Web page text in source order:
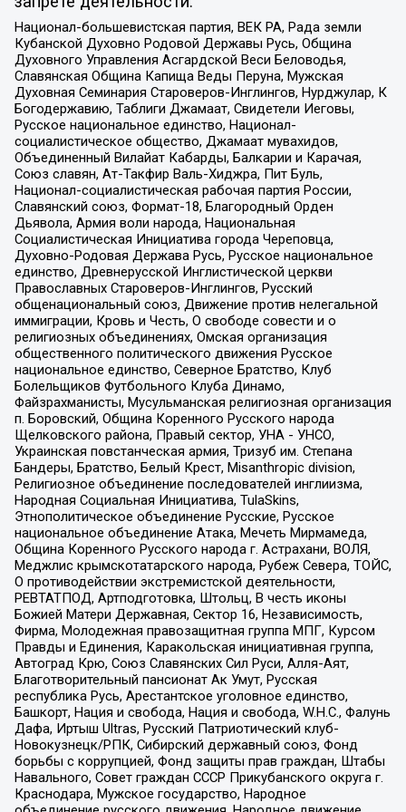
Национал-большевистская партия, ВЕК РА, Рада земли
Кубанской Духовно Родовой Державы Русь, Община
Духовного Управления Асгардской Веси Беловодья,
Славянская Община Капища Веды Перуна, Мужская
Духовная Семинария Староверов-Инглингов, Нурджулар, К
Богодержавию, Таблиги Джамаат, Свидетели Иеговы,
Русское национальное единство, Национал-
социалистическое общество, Джамаат мувахидов,
Объединенный Вилайат Кабарды, Балкарии и Карачая,
Союз славян, Ат-Такфир Валь-Хиджра, Пит Буль,
Национал-социалистическая рабочая партия России,
Славянский союз, Формат-18, Благородный Орден
Дьявола, Армия воли народа, Национальная
Социалистическая Инициатива города Череповца,
Духовно-Родовая Держава Русь, Русское национальное
единство, Древнерусской Инглистической церкви
Православных Староверов-Инглингов, Русский
общенациональный союз, Движение против нелегальной
иммиграции, Кровь и Честь, О свободе совести и о
религиозных объединениях, Омская организация
общественного политического движения Русское
национальное единство, Северное Братство, Клуб
Болельщиков Футбольного Клуба Динамо,
Файзрахманисты, Мусульманская религиозная организация
п. Боровский, Община Коренного Русского народа
Щелковского района, Правый сектор, УНА - УНСО,
Украинская повстанческая армия, Тризуб им. Степана
Бандеры, Братство, Белый Крест, Misanthropic division,
Религиозное объединение последователей инглиизма,
Народная Социальная Инициатива, TulaSkins,
Этнополитическое объединение Русские, Русское
национальное объединение Атака, Мечеть Мирмамеда,
Община Коренного Русского народа г. Астрахани, ВОЛЯ,
Меджлис крымскотатарского народа, Рубеж Севера, ТОЙС,
О противодействии экстремистской деятельности,
РЕВТАТПОД, Артподготовка, Штольц, В честь иконы
Божией Матери Державная, Сектор 16, Независимость,
Фирма, Молодежная правозащитная группа МПГ, Курсом
Правды и Единения, Каракольская инициативная группа,
Автоград Крю, Союз Славянских Сил Руси, Алля-Аят,
Благотворительный пансионат Ак Умут, Русская
республика Русь, Арестантское уголовное единство,
Башкорт, Нация и свобода, Нация и свобода, W.H.С., Фалунь
Дафа, Иртыш Ultras, Русский Патриотический клуб-
Новокузнецк/РПК, Сибирский державный союз, Фонд
борьбы с коррупцией, Фонд защиты прав граждан, Штабы
Навального, Совет граждан СССР Прикубанского округа г.
Краснодара, Мужское государство, Народное